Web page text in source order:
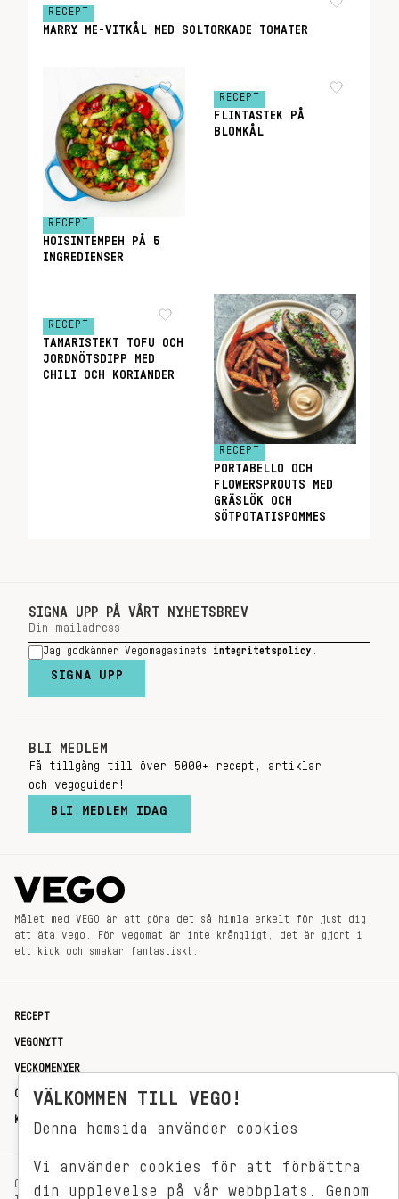
RECEPT
MARRY ME-VITKÅL MED SOLTORKADE TOMATER
RECEPT
HOISINTEMPEH PÅ 5
INGREDIENSER
RECEPT
FLINTASTEK PÅ
BLOMKÅL
RECEPT
TAMARISTEKT TOFU OCH
JORDNÖTSDIPP MED
CHILI OCH KORIANDER
RECEPT
PORTABELLO OCH
FLOWERSPROUTS MED
GRÄSLÖK OCH
SÖTPOTATISPOMMES
SIGNA UPP PÅ VÅRT NYHETSBREV
Jag godkänner Vegomagasinets integritetspolicy
SIGNA UPP
BLI MEDLEM
Få tillgång till över 5000+ recept, artiklar
och vegoguider!
BLI MEDLEM IDAG
Målet med VEGO är att göra det så himla enkelt för just dig
att äta vego. För vegomat är inte krångligt, det är gjort i
ett kick och smakar fantastiskt.
RECEPT
VEGONYTT
VECKOMENYER
OM OSS
KONTAKT
OXENSTIERNSGATAN 33
VÄLKOMMEN TILL VEGO!
Denna hemsida använder cookies
Vi använder cookies för att förbättra
din upplevelse på vår webbplats. Genom